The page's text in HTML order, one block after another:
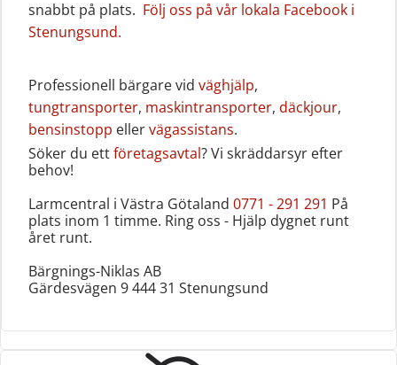
snabbt på plats. Följ oss på vår lokala Facebook i
Stenungsund.
Professionell bärgare vid väghjälp,
tungtransporter, maskintransporter, däckjour,
bensinstopp ellervägassistans.
Söker du ettföretagsavtal? Vi skräddarsyr efter
behov!
Larmcentral i Västra Götaland 0771 - 291 291 På
plats inom 1 timme. Ring oss - Hjälp dygnet runt
året runt‎.
Bärgnings-Niklas AB
Gärdesvägen 9 444 31 Stenungsund